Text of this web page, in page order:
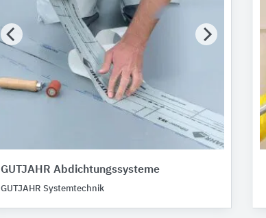
GUTJAHR Abdichtungssysteme
GUTJAHR Systemtechnik